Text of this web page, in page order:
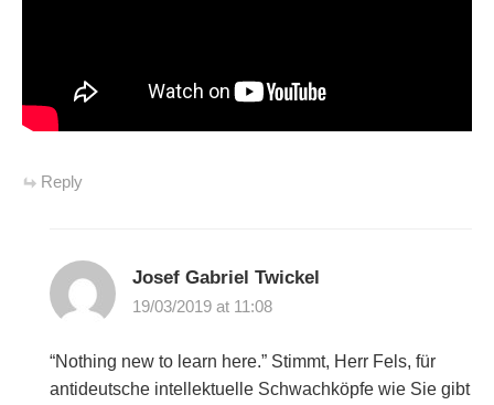
Reply
Josef Gabriel Twickel
19/03/2019 at 11:08
“Nothing new to learn here.” Stimmt, Herr Fels, für
antideutsche intellektuelle Schwachköpfe wie Sie gibt